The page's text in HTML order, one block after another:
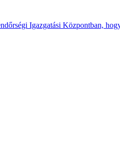
Igazgatási Központban,